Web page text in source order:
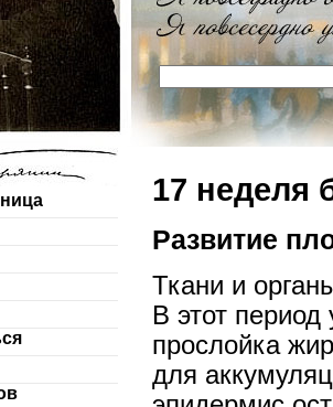
17 неделя
Развитие
Ткани и
В этот
прослойка
для